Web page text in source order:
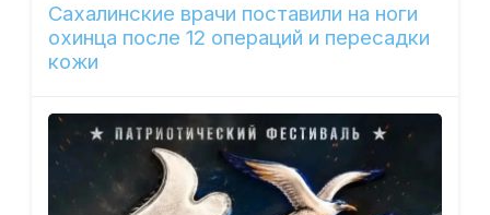
Сахалинские врачи поставили на ноги
охинца после 12 операций и пересадки
кожи